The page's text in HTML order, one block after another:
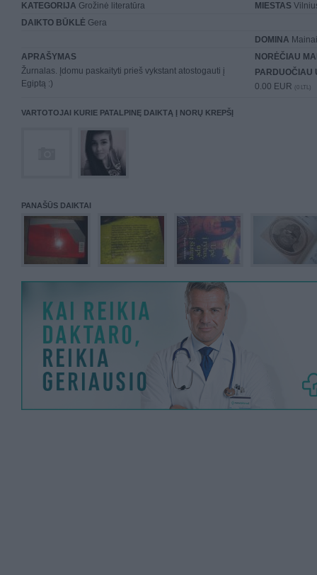
KATEGORIJA Grožinė literatūra MIESTAS
DAIKTO BŪKLĖ Gera
DOMINA
APRAŠYMAS
Žurnalas. Įdomu paskaityti prieš vykstant atostogauti į
Egiptą :)
NORĖČIAU
PARDUOČIAU
0.00 EUR (0 LTL)
VARTOTOJAI KURIE PATALPINĘ DAIKTĄ Į NORŲ KREPŠĮ
PANAŠŪS DAIKTAI